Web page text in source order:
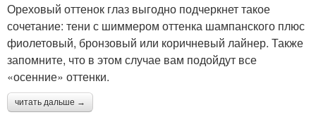
Ореховый оттенок глаз выгодно подчеркнет такое
сочетание: тени с шиммером оттенка шампанского плюс
фиолетовый, бронзовый или коричневый лайнер. Также
запомните, что в этом случае вам подойдут все
«осенние» оттенки.
читать дальше →